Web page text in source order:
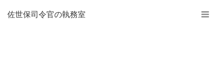
佐世保司令官の執務室